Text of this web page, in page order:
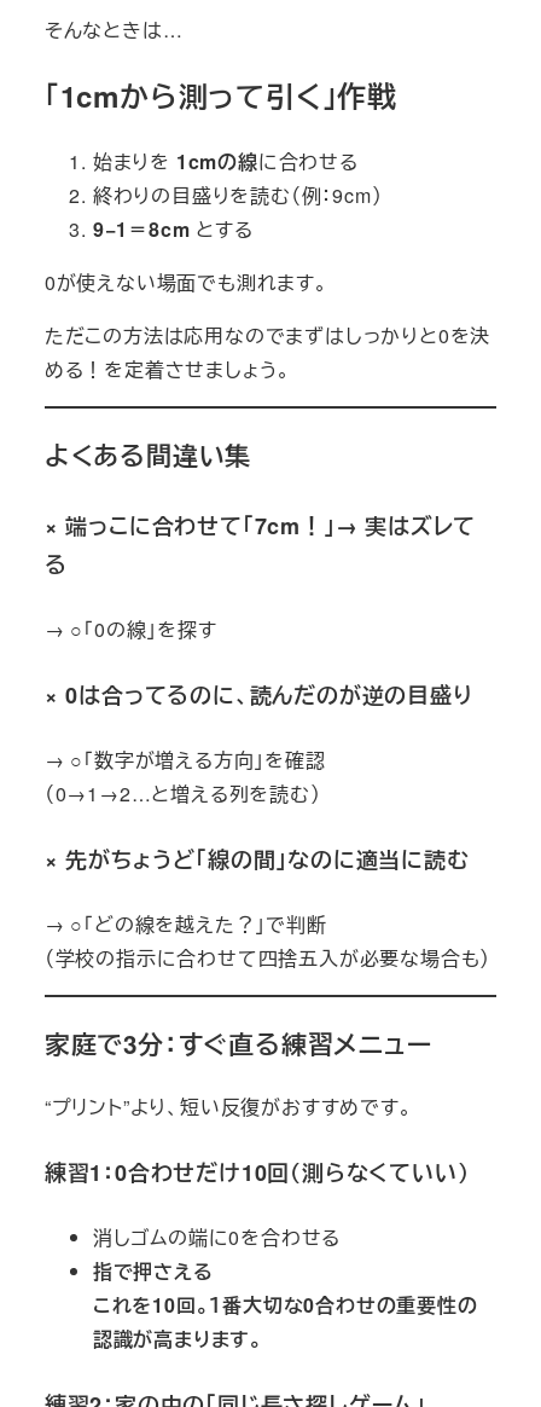
そんなときは…
「1cmから測って引く」作戦
始まりを 1cmの線に合わせる
終わりの目盛りを読む（例：9cm）
9−1＝8cm とする
0が使えない場面でも測れます。
ただこの方法は応用なのでまずはしっかりと0を決
める！を定着させましょう。
よくある間違い集
× 端っこに合わせて「7cm！」→ 実はズレて
る
→ ○「0の線」を探す
× 0は合ってるのに、読んだのが逆の目盛り
→ ○「数字が増える方向」を確認
（0→1→2…と増える列を読む）
× 先がちょうど「線の間」なのに適当に読む
→ ○「どの線を越えた？」で判断
（学校の指示に合わせて四捨五入が必要な場合も）
家庭で3分：すぐ直る練習メニュー
“プリント”より、短い反復がおすすめです。
練習1：0合わせだけ10回（測らなくていい）
消しゴムの端に0を合わせる
指で押さえる
これを10回。１番大切な0合わせの重要性の
認識が高まります。